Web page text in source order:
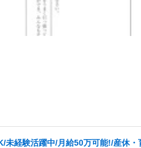
経験活躍中/月給50万可能!/産休・